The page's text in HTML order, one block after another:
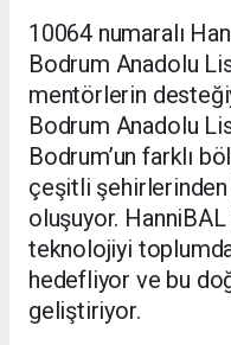
10064 numaralı
Bodrum Anadolu
mentörlerin
Bodrum Anadolu
Bodrum’un farklı
çeşitli
oluşuyor.
teknolojiyi toplumda
hedefliyor ve bu
geliştiriyor.